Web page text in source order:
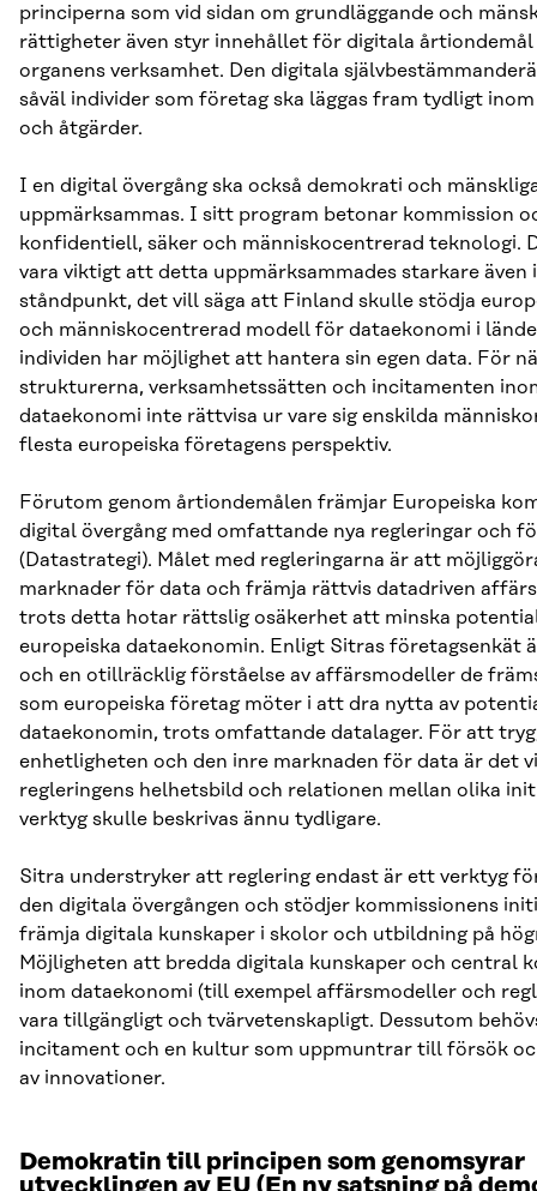
principerna som vid sidan om grundläggande och
rättigheter även styr innehållet för digitala årtiondemål
organens verksamhet. Den digitala
såväl individer som företag ska läggas fram tydligt
och åtgärder.
I en digital övergång ska också demokrati och
uppmärksammas. I sitt program betonar kommission
konfidentiell, säker och människocentrerad teknologi.
vara viktigt att detta uppmärksammades starkare även
ståndpunkt, det vill säga att Finland skulle stödja
och människocentrerad modell för dataekonomi i
individen har möjlighet att hantera sin egen data. För
strukturerna, verksamhetssätten och incitamenten
dataekonomi inte rättvisa ur vare sig enskilda
flesta europeiska företagens perspektiv.
Förutom genom årtiondemålen främjar Europeiska
digital övergång med omfattande nya regleringar och
(Datastrategi). Målet med regleringarna är att
marknader för data och främja rättvis datadriven
trots detta hotar rättslig osäkerhet att minska
europeiska dataekonomin. Enligt Sitras företagsenkät
och en otillräcklig förståelse av affärsmodeller de
som europeiska företag möter i att dra nytta av
dataekonomin, trots omfattande datalager. För att
enhetligheten och den inre marknaden för data är det
regleringens helhetsbild och relationen mellan olika
verktyg skulle beskrivas ännu tydligare.
Sitra understryker att reglering endast är ett verktyg
den digitala övergången och stödjer kommissionens
främja digitala kunskaper i skolor och utbildning på
Möjligheten att bredda digitala kunskaper och central
inom dataekonomi (till exempel affärsmodeller och
vara tillgängligt och tvärvetenskapligt. Dessutom
incitament och en kultur som uppmuntrar till försök
av innovationer.
Demokratin till principen som genomsyrar